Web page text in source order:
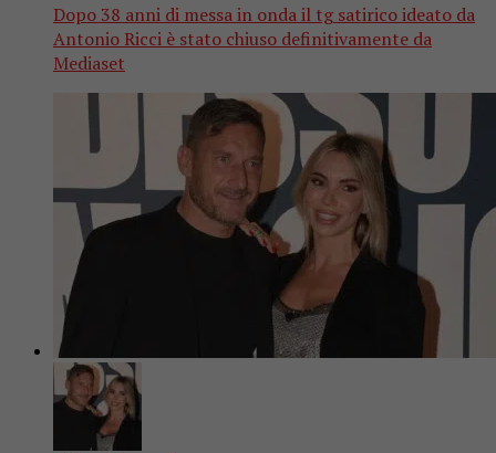
Dopo 38 anni di messa in onda il tg satirico ideato da
Antonio Ricci è stato chiuso definitivamente da
Mediaset